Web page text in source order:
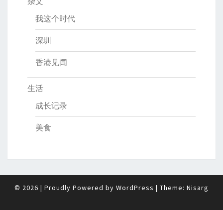
我这个时代
深圳
香港见闻
生活
成长记录
美食
© 2026 | Proudly Powered by WordPress | Theme: Nisarg